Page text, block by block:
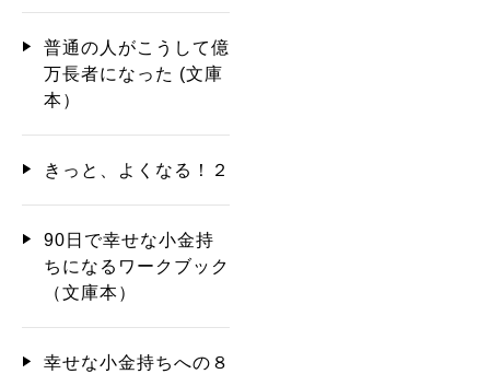
普通の人がこうして億
万長者になった (文庫
本）
きっと、よくなる！２
90日で幸せな小金持
ちになるワークブック
（文庫本）
幸せな小金持ちへの８